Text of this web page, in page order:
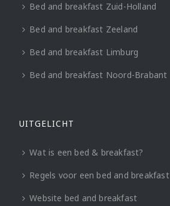
Bed and breakfast Zuid-Holland
Bed and breakfast Zeeland
Bed and breakfast Limburg
Bed and breakfast Noord-Brabant
UITGELICHT
Wat is een bed & breakfast?
Regels voor een bed and breakfast
Website bed and breakfast